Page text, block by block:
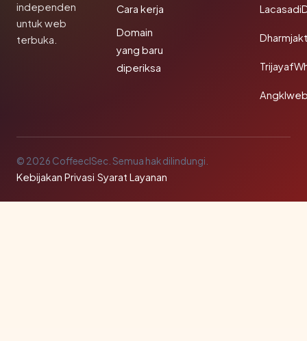
independen
untuk web
terbuka.
Cara kerja
Domain
yang baru
diperiksa
© 2026 CoffeeclSec. Semua hak dilindungi.
Kebijakan Privasi·Syarat Layanan